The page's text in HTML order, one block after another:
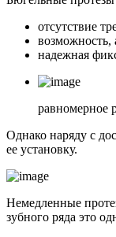
отсутствие
возможность,
надежная
равномерное
Однако наряду с
ее установку.
Немедленные
зубного ряда это